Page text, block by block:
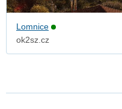
Lomnice
ok2sz.cz